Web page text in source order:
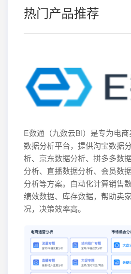
热门产品推荐
E数通（九数云BI）是专为电
数据分析平台，提供淘宝数据
析、京东数据分析、拼多多数
分析、直播数据分析、会员数
分析等方案。自动化计算销售
绩效数据、库存数据，帮助卖
况，决策效率高。